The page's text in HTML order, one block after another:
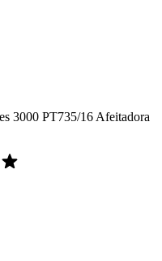
3000 PT735/16 Afeitadora